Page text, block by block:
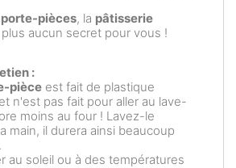
pièces, la pâtisserie
plus aucun secret pour vous !
:
pièce est fait de plastique
n'est pas fait pour aller au lave-
moins au four ! Lavez-le
main, il durera ainsi beaucoup
au soleil ou à des températures